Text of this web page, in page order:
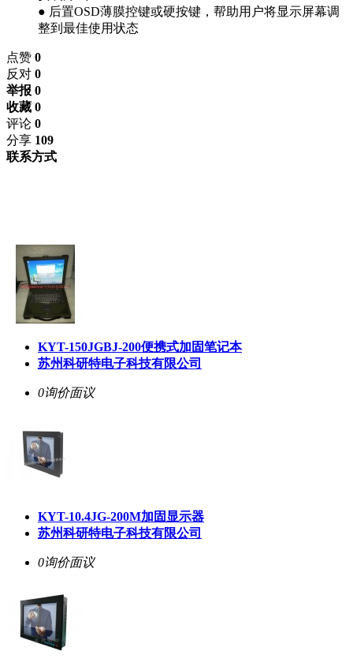
● 后置OSD薄膜控键或硬按键，帮助用户将显示屏幕调
整到最佳使用状态
点赞 0
反对 0
举报 0
收藏 0
评论 0
分享 109
联系方式
KYT-150JGBJ-200便携式加固笔记本
苏州科研特电子科技有限公司
0询价面议
KYT-10.4JG-200M加固显示器
苏州科研特电子科技有限公司
0询价面议